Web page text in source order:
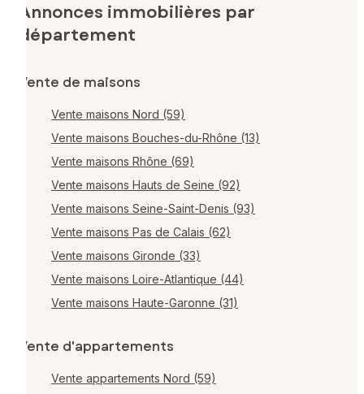
Annonces immobilières par
département
Vente de maisons
Vente maisons Nord (59)
Vente maisons Bouches-du-Rhône (13)
Vente maisons Rhône (69)
Vente maisons Hauts de Seine (92)
Vente maisons Seine-Saint-Denis (93)
Vente maisons Pas de Calais (62)
Vente maisons Gironde (33)
Vente maisons Loire-Atlantique (44)
Vente maisons Haute-Garonne (31)
Vente d'appartements
Vente appartements Nord (59)